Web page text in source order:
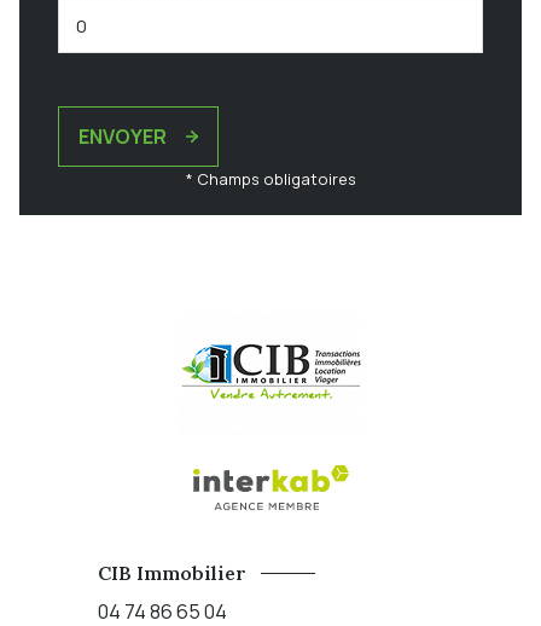
ENVOYER
* Champs obligatoires
CIB Immobilier
04 74 86 65 04